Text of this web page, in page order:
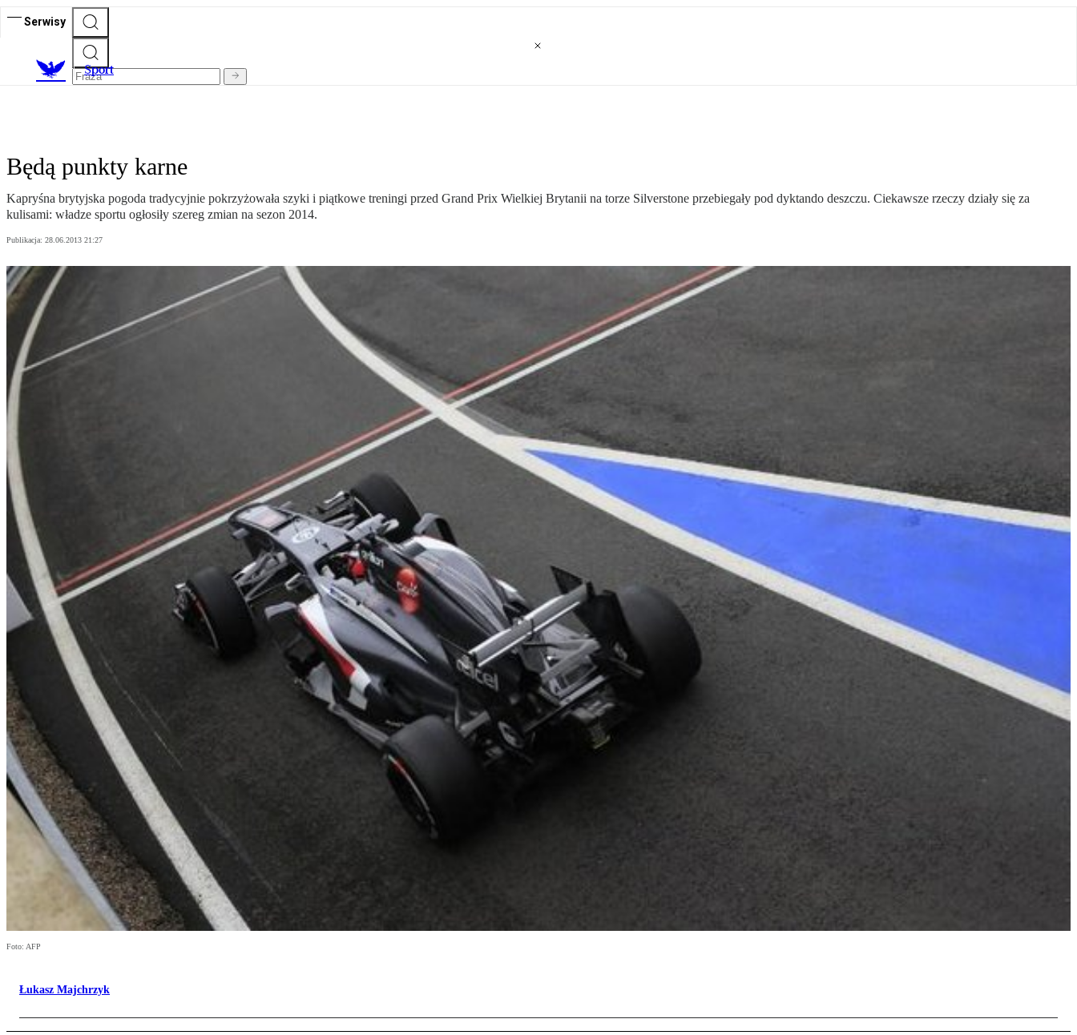
Serwisy
Sport
Będą punkty karne
Kapryśna brytyjska pogoda tradycyjnie pokrzyżowała szyki i piątkowe treningi przed Grand Prix Wielkiej Brytanii na torze Silverstone przebiegały pod dyktando deszczu. Ciekawsze rzeczy działy się za
kulisami: władze sportu ogłosiły szereg zmian na sezon 2014.
Publikacja: 28.06.2013 21:27
Foto: AFP
Łukasz Majchrzyk